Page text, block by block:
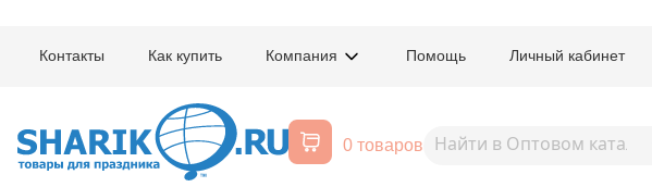
Контакты Как купить Компания Помощь Личный кабинет
0 товаров
Расширенный поиск
Шары латексные
1102-0413